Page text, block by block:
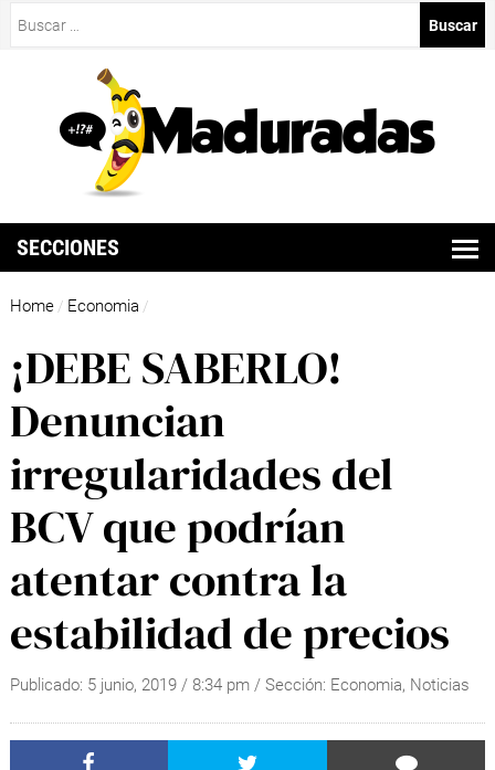
SECCIONES
Home / Economia /
¡DEBE SABERLO!
Denuncian
irregularidades del
BCV que podrían
atentar contra la
estabilidad de precios
Publicado: 5 junio, 2019/ 8:34 pm / Sección: Economia, Noticias